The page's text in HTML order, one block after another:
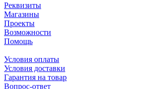
Реквизиты
Магазины
Проекты
Возможности
Помощь
Условия оплаты
Условия доставки
Гарантия на товар
Вопрос-ответ